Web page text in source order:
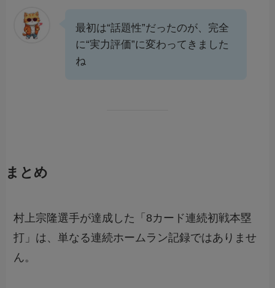
最初は“話題性”だったのが、完全
に“実力評価”に変わってきました
ね
まとめ
村上宗隆選手が達成した「8カード連続初戦本塁
打」は、単なる連続ホームラン記録ではありませ
ん。